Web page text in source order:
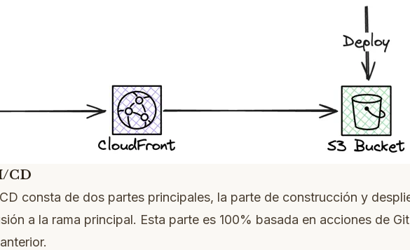
CD
consta de dos partes principales, la parte de construcción y
a la rama principal. Esta parte es 100% basada en acciones de